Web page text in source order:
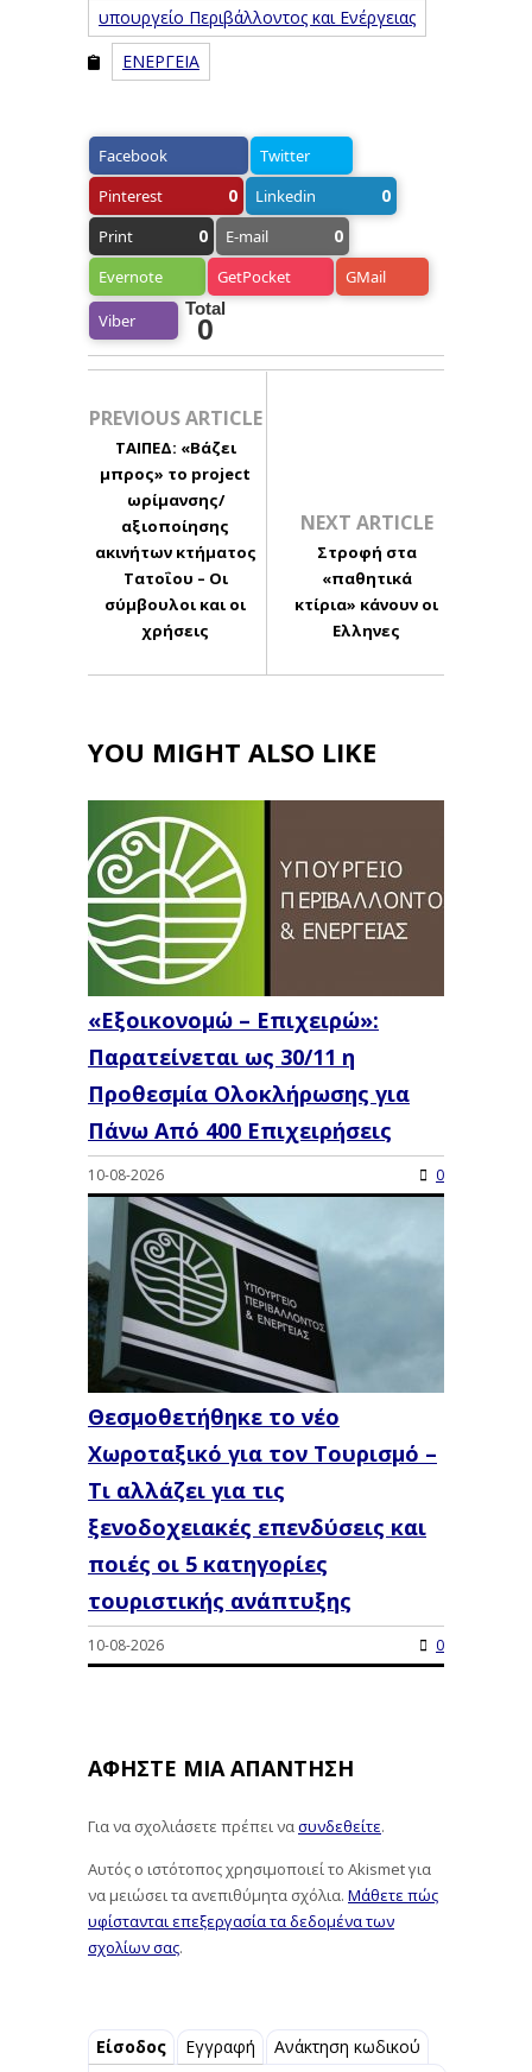
υπουργείο Περιβάλλοντος και Ενέργειας
ΕΝΕΡΓΕΙΑ
Facebook
Twitter
Pinterest
0 Linkedin 0
Print 0 E-mail 0
Evernote GetPocket GMail
Viber
Total
0
PREVIOUS ARTICLE
ΤΑΙΠΕΔ: «Βάζει
μπρος» το project
ωρίμανσης/
αξιοποίησης
ακινήτων κτήματος
Τατοΐου – Οι
σύμβουλοι και οι
χρήσεις
NEXT ARTICLE
Στροφή στα
«παθητικά
κτίρια» κάνουν οι
Ελληνες
YOU MIGHT ALSO LIKE
«Εξοικονομώ – Επιχειρώ»:
Παρατείνεται ως 30/11 η
Προθεσμία Ολοκλήρωσης για
Πάνω Από 400 Επιχειρήσεις
10-08-2026 0
Θεσμοθετήθηκε το νέο
Χωροταξικό για τον Τουρισμό –
Τι αλλάζει για τις
ξενοδοχειακές επενδύσεις και
ποιές οι 5 κατηγορίες
τουριστικής ανάπτυξης
10-08-2026 0
ΑΦΉΣΤΕ ΜΙΑ ΑΠΆΝΤΗΣΗ
Για να σχολιάσετε πρέπει νασυνδεθείτε.
Αυτός ο ιστότοπος χρησιμοποιεί το Akismet για
να μειώσει τα ανεπιθύμητα σχόλια. Μάθετε πώς
υφίστανται επεξεργασία τα δεδομένα των
σχολίων σας.
Είσοδος Εγγραφή Ανάκτηση κωδικού